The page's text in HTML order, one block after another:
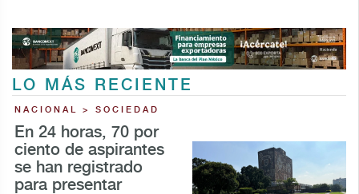
LO MÁS RECIENTE
NACIONAL > SOCIEDAD
En 24 horas, 70 por
ciento de aspirantes
se han registrado
para presentar